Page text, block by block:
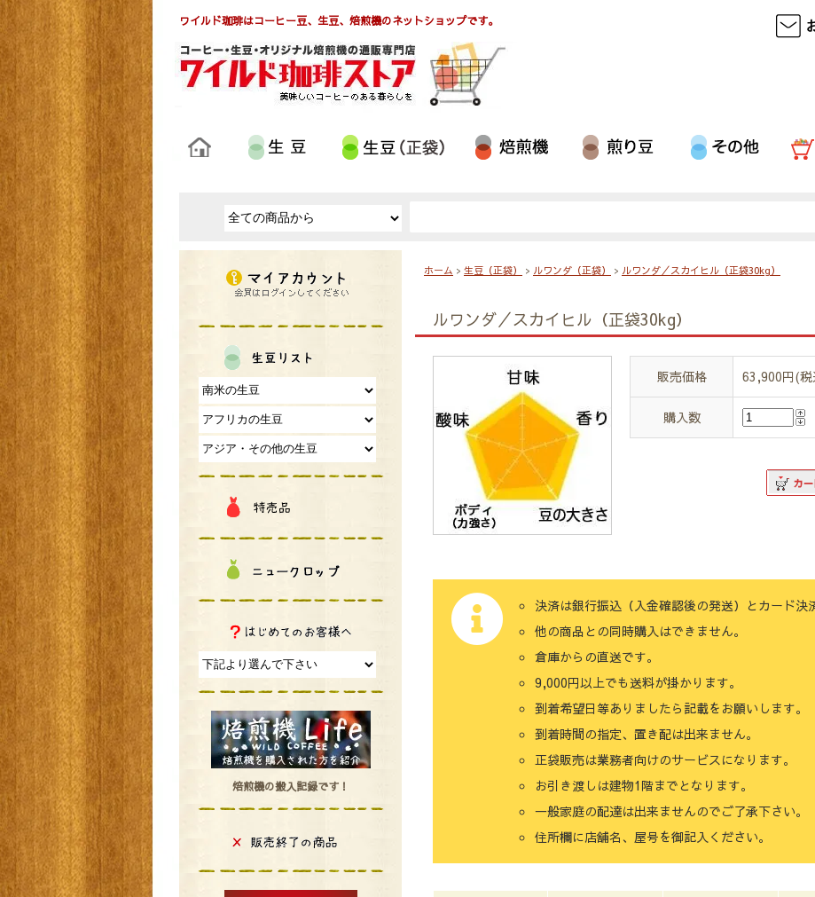
ワイルド珈琲はコーヒー豆、生豆、焙煎機のネットショップです。
焙煎機の搬入記録です！
ホーム > 生豆（正袋） > ルワンダ（正袋） > ルワンダ／スカイヒル（正袋30kg）
ルワンダ／スカイヒル（正袋30kg）
販売価格 63,900円(税
購入数
決済は銀行振込（入金確認後の発送）とカード決
他の商品との同時購入はできません。
倉庫からの直送です。
9,000円以上でも送料が掛かります。
到着希望日等ありましたら記載をお願いします。
到着時間の指定、置き配は出来ません。
正袋販売は業務者向けのサービスになります。
お引き渡しは建物1階までとなります。
一般家庭の配達は出来ませんのでご了承下さい。
住所欄に店舗名、屋号を御記入ください。